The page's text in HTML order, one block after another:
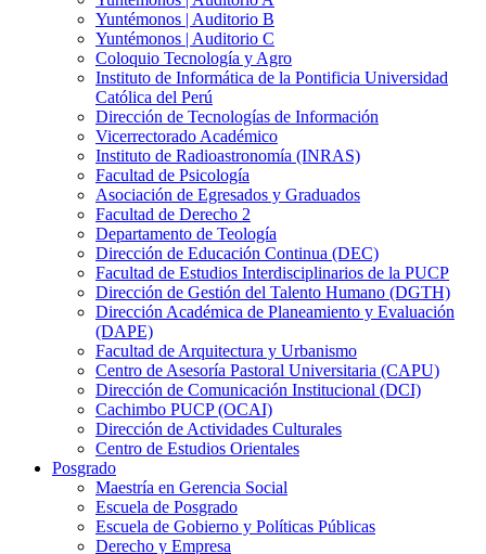
Yuntémonos | Auditorio B
Yuntémonos | Auditorio C
Coloquio Tecnología y Agro
Instituto de Informática de la Pontificia Universidad
Católica del Perú
Dirección de Tecnologías de Información
Vicerrectorado Académico
Instituto de Radioastronomía (INRAS)
Facultad de Psicología
Asociación de Egresados y Graduados
Facultad de Derecho 2
Departamento de Teología
Dirección de Educación Continua (DEC)
Facultad de Estudios Interdisciplinarios de la PUCP
Dirección de Gestión del Talento Humano (DGTH)
Dirección Académica de Planeamiento y Evaluación
(DAPE)
Facultad de Arquitectura y Urbanismo
Centro de Asesoría Pastoral Universitaria (CAPU)
Dirección de Comunicación Institucional (DCI)
Cachimbo PUCP (OCAI)
Dirección de Actividades Culturales
Centro de Estudios Orientales
Posgrado
Maestría en Gerencia Social
Escuela de Posgrado
Escuela de Gobierno y Políticas Públicas
Derecho y Empresa